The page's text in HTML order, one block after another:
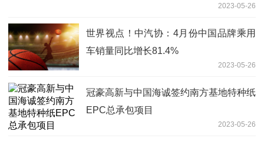
2023-05-26
世界视点！中汽协：4月份中国品牌乘用
车销量同比增长81.4%
2023-05-26
冠豪高新与中国海诚签约南方基地特种纸
EPC总承包项目
2023-05-26